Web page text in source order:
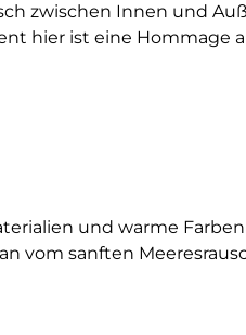
zwischen Innen und
hier ist eine Hommage
und warme
vom sanften